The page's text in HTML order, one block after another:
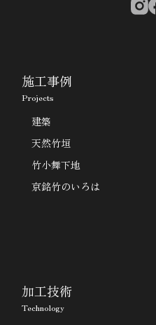
施工事例
Projects
建築
天然竹垣
竹小舞下地
京銘竹のいろは
加工技術
Technology